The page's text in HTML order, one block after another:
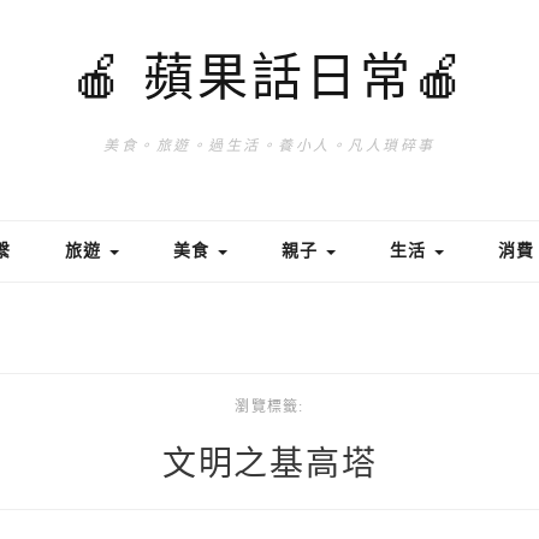
🍎 蘋果話日常🍎
美食。旅遊。過生活。養小人。凡人瑣碎事
旅遊 美食 親子 生活 消費
瀏覽標籤:
文明之基高塔